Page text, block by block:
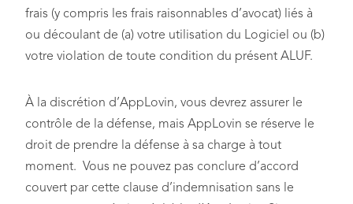
frais (y compris les frais raisonnables d’avocat) liés à
ou découlant de (a) votre utilisation du Logiciel ou (b)
votre violation de toute condition du présent ALUF.
À la discrétion d’AppLovin, vous devrez assurer le
contrôle de la défense, mais AppLovin se réserve le
droit de prendre la défense à sa charge à tout
moment. Vous ne pouvez pas conclure d’accord
couvert par cette clause d’indemnisation sans le